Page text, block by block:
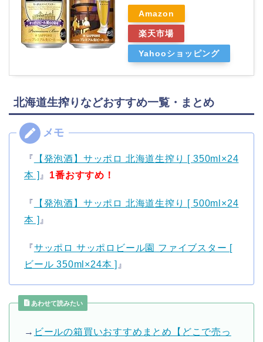
Amazon
楽天市場
Yahooショッピング
北海道生搾りなどおすすめ一覧・まとめ
『
【発泡酒】サッポロ 北海道生搾り [ 350ml×24
本 ] 』 1番おすすめ！
『
【発泡酒】サッポロ 北海道生搾り [ 500ml×24
本 ] 』
『サッポロ サッポロビール園 ファイブスター [
ビール 350ml×24本 ] 』
あわせて読みたい
→ ビールの箱買いおすすめまとめ【どこで売っ